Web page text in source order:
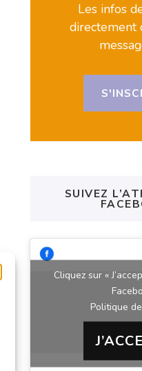
Les infos
directement
SUIVEZ
Cliquez sur «
Politique